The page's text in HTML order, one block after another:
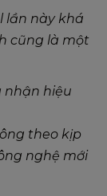
lần này khá
cũng là một
nhận hiệu
theo kịp
nghệ mới